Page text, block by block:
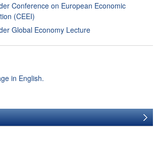
Conference on European Economic
(CEEI)
Global Economy Lecture
in English.